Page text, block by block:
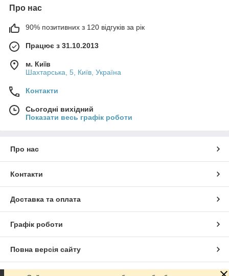
Про нас
90% позитивних з 120 відгуків за рік
Працює з 31.10.2013
м. Київ
Шахтарська, 5, Київ, Україна
Контакти
Сьогодні вихідний
Показати весь графік роботи
Про нас
Контакти
Доставка та оплата
Графік роботи
Повна версія сайту